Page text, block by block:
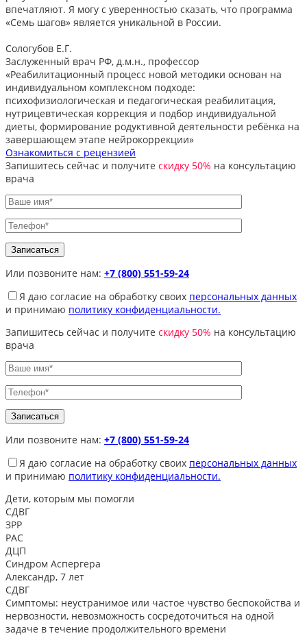
впечатляют. Я могу с уверенностью сказать, что программа
«Семь шагов» является уникальной в России.
Сологубов Е.Г.
Заслуженный врач РФ, д.м.н., профессор
«Реабилитационный процесс новой методики основан на
индивидуальном комплексном подходе:
психофизиологическая и педагогическая реабилитация,
нутрицевтическая коррекция и подбор индивидуальной
диеты, формирование родуктивной деятельности ребёнка на
завершающем этапе нейрокоррекции»
Ознакомиться с рецензией
Запишитесь сейчас и получите скидку 50% на консультацию
врача
Или позвоните нам: +7 (800) 551-59-24
Я даю согласие на обработку своих персональных данных
и принимаю политику конфиденциальности.
Запишитесь сейчас и получите скидку 50% на консультацию
врача
Или позвоните нам: +7 (800) 551-59-24
Я даю согласие на обработку своих персональных данных
и принимаю политику конфиденциальности.
Дети, которым мы помогли
СДВГ
ЗРР
РАС
ДЦП
Синдром Аспергера
Александр, 7 лет
СДВГ
Симптомы: неустранимое или частое чувство беспокойства и
нервозности, невозможность сосредоточиться на одной
задаче в течение продолжительного времени